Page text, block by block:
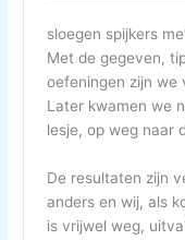
sloegen spijkers
Met de gegeven,
oefeningen zijn we
Later kwamen we
lesje, op weg naar
De resultaten zijn
anders en wij, als
is vrijwel weg,